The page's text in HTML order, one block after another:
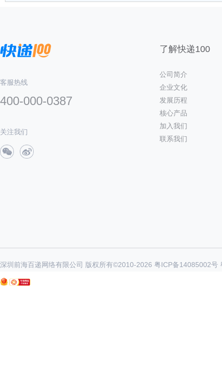
客服热线
400-000-0387
关注我们
了解快递100
公司简介
企业文化
发展历程
核心产品
加入我们
联系我们
深圳前海百递网络有限公司 版权所有©2010-2026 粤ICP备14085002号